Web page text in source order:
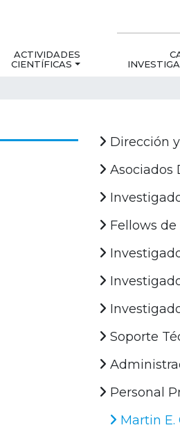
ACTIVIDADES
CIENTÍFICAS
Dirección
Asociados
Fellows
Soporte
Personal
Martin E.